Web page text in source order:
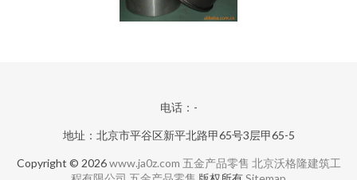
电话：-
地址：北京市平谷区新平北路甲65号3层甲65-5
Copyright © 2026www.ja0z.com 五金产品零售 北京沃格隆建筑工